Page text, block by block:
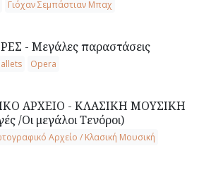
Γιόχαν Σεμπάστιαν Μπαχ
- Μεγάλες παραστάσεις
Opera
ΑΡΧΕΙΟ - ΚΛΑΣΙΚΗ ΜΟΥΣΙΚΗ
/Οι μεγάλοι Τενόροι)
Αρχείο / Κλασική Μουσική